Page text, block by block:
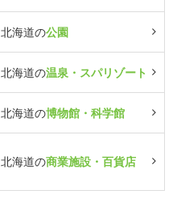
北海道の公園
北海道の温泉・スパリゾート
北海道の博物館・科学館
北海道の商業施設・百貨店